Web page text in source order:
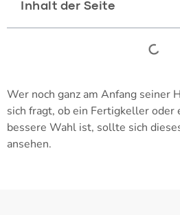
Inhalt der Seite
Wer noch ganz am Anfang seiner
sich fragt, ob ein Fertigkeller oder
bessere Wahl ist, sollte sich
ansehen.